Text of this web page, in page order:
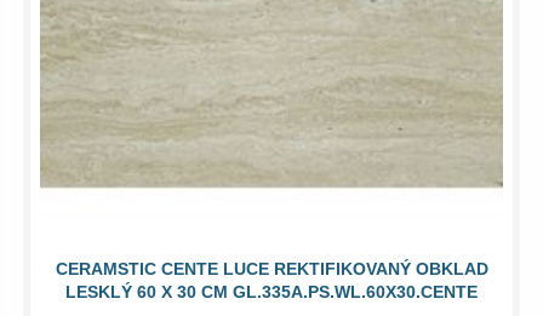
CERAMSTIC CENTE LUCE REKTIFIKOVANÝ OBKLAD
LESKLÝ 60 X 30 CM GL.335A.PS.WL.60X30.CENTE